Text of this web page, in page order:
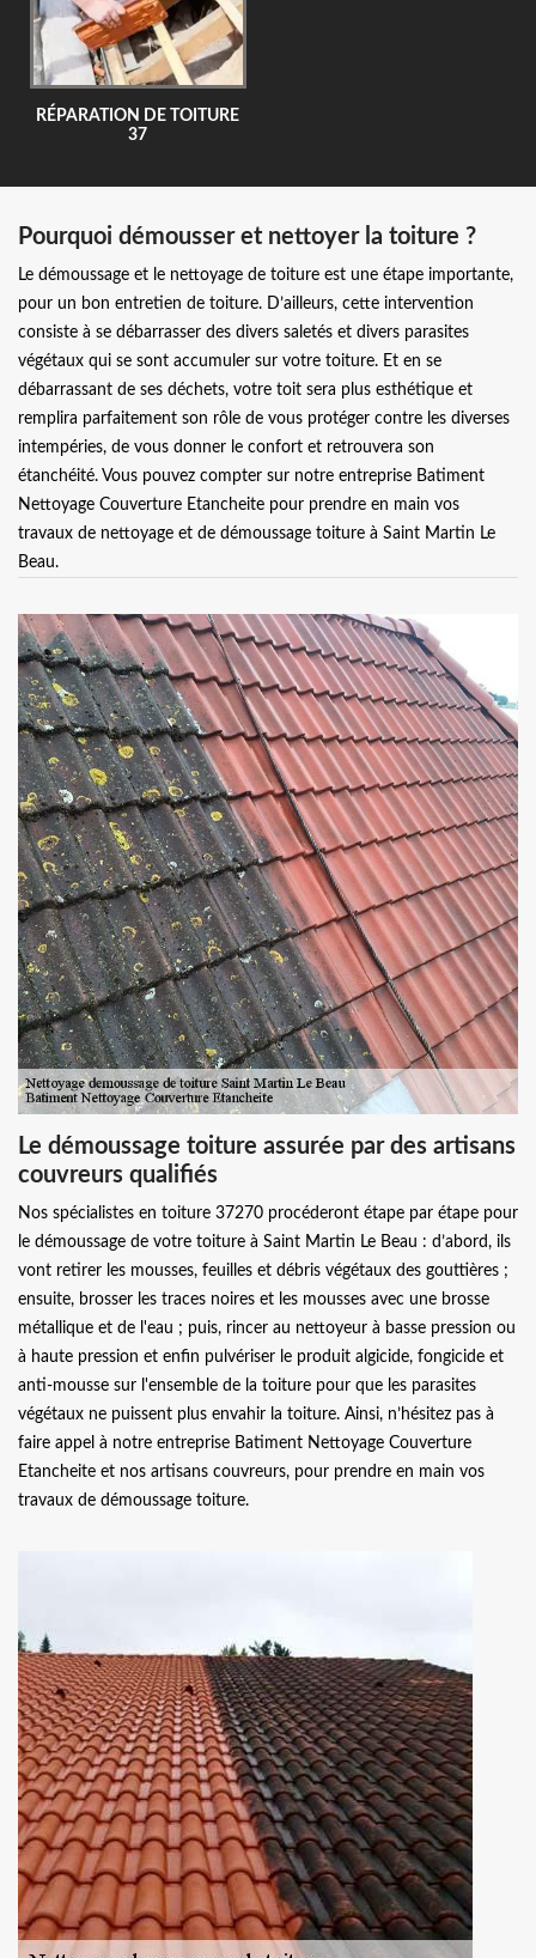
RÉPARATION DE TOITURE
37
Pourquoi démousser et nettoyer la toiture ?
Le démoussage et le nettoyage de toiture est une étape importante,
pour un bon entretien de toiture. D’ailleurs, cette intervention
consiste à se débarrasser des divers saletés et divers parasites
végétaux qui se sont accumuler sur votre toiture. Et en se
débarrassant de ses déchets, votre toit sera plus esthétique et
remplira parfaitement son rôle de vous protéger contre les diverses
intempéries, de vous donner le confort et retrouvera son
étanchéité. Vous pouvez compter sur notre entreprise Batiment
Nettoyage Couverture Etancheite pour prendre en main vos
travaux de nettoyage et de démoussage toiture à Saint Martin Le
Beau.
Le démoussage toiture assurée par des artisans
couvreurs qualifiés
Nos spécialistes en toiture 37270 procéderont étape par étape pour
le démoussage de votre toiture à Saint Martin Le Beau : d’abord, ils
vont retirer les mousses, feuilles et débris végétaux des gouttières ;
ensuite, brosser les traces noires et les mousses avec une brosse
métallique et de l'eau ; puis, rincer au nettoyeur à basse pression ou
à haute pression et enfin pulvériser le produit algicide, fongicide et
anti-mousse sur l'ensemble de la toiture pour que les parasites
végétaux ne puissent plus envahir la toiture. Ainsi, n’hésitez pas à
faire appel à notre entreprise Batiment Nettoyage Couverture
Etancheite et nos artisans couvreurs, pour prendre en main vos
travaux de démoussage toiture.